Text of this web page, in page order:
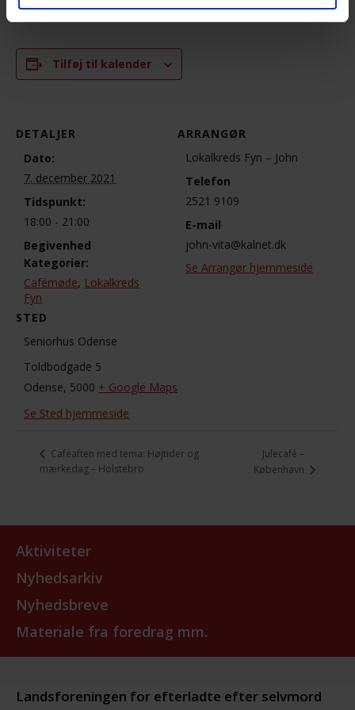
Tilføj til kalender
DETALJER
Dato:
7. december 2021
Tidspunkt:
18:00 - 21:00
Begivenhed
Kategorier:
Cafémøde, Lokalkreds
Fyn
STED
Seniorhus Odense
Toldbodgade 5
Odense, 5000 + Google Maps
Se Sted hjemmeside
ARRANGØR
Lokalkreds Fyn – John
Telefon
2521 9109
E-mail
john-vita@kalnet.dk
Se Arrangør hjemmeside
Caféaften med tema: Højtider og
mærkedag – Holstebro
Julecafé –
København
Aktiviteter
Nyhedsarkiv
Nyhedsbreve
Materiale fra foredrag mm.
Landsforeningen for efterladte efter selvmord